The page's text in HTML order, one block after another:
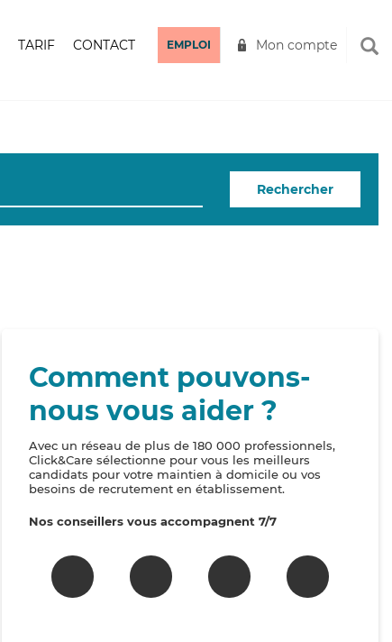
TARIF CONTACT EMPLOI Mon compte
Rechercher
Comment pouvons-
nous vous aider ?
Avec un réseau de plus de 180 000 professionnels,
Click&Care sélectionne pour vous les meilleurs
candidats pour votre maintien à domicile ou vos
besoins de recrutement en établissement.
Nos conseillers vous accompagnent 7/7